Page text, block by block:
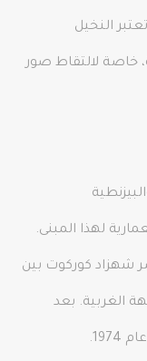
النخيل
خاصة لالتقاط صور
لهذا المبنى.
شهزاد كوركوت بين
الغربية. بعد